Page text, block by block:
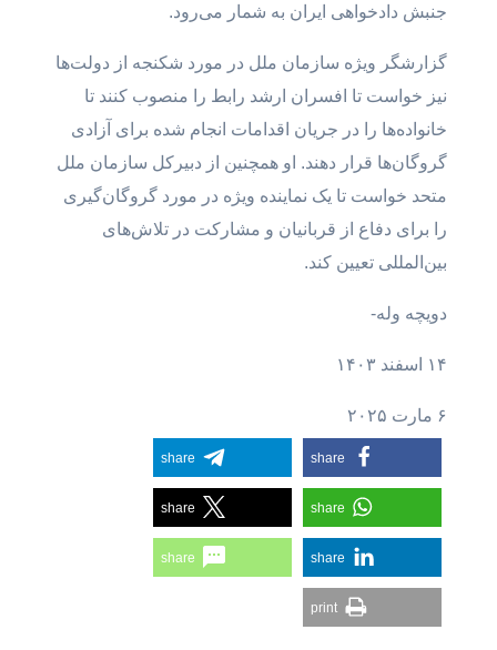
جنبش دادخواهی ایران به شمار می‌رود.
گزارشگر ویژه سازمان ملل در مورد شکنجه از دولت‌ها
نیز خواست تا افسران ارشد رابط را منصوب کنند تا
خانواده‌ها را در جریان اقدامات انجام شده برای آزادی
گروگان‌ها قرار دهند. او همچنین از دبیرکل سازمان ملل
متحد خواست تا یک نماینده ویژه در مورد گروگان‌گیری
را برای دفاع از قربانیان و مشارکت در تلاش‌های
بین‌المللی تعیین کند.
دویچه وله-
۱۴ اسفند ۱۴۰۳
۶ مارت ۲۰۲۵
share
share
share
share
share
share
print